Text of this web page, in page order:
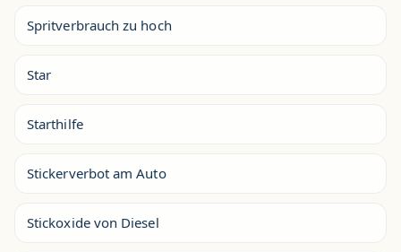
Spritverbrauch zu hoch
Star
Starthilfe
Stickerverbot am Auto
Stickoxide von Diesel